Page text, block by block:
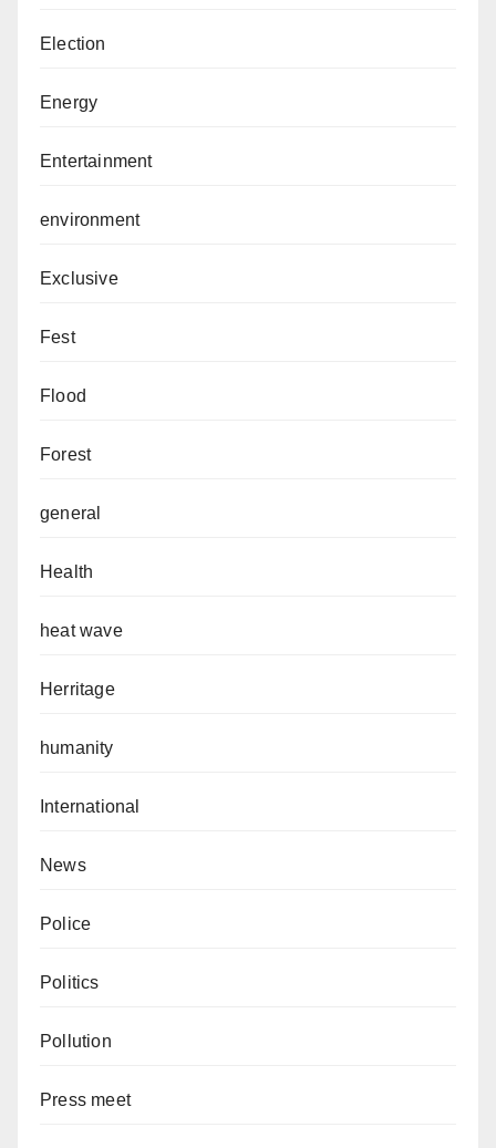
Election
Energy
Entertainment
environment
Exclusive
Fest
Flood
Forest
general
Health
heat wave
Herritage
humanity
International
News
Police
Politics
Pollution
Press meet